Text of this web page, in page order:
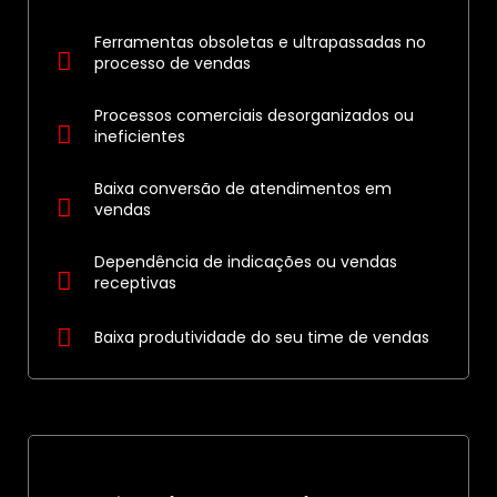
Ferramentas obsoletas e ultrapassadas no
processo de vendas
Processos comerciais desorganizados ou
ineficientes
Baixa conversão de atendimentos em
vendas
Dependência de indicações ou vendas
receptivas
Baixa produtividade do seu time de vendas